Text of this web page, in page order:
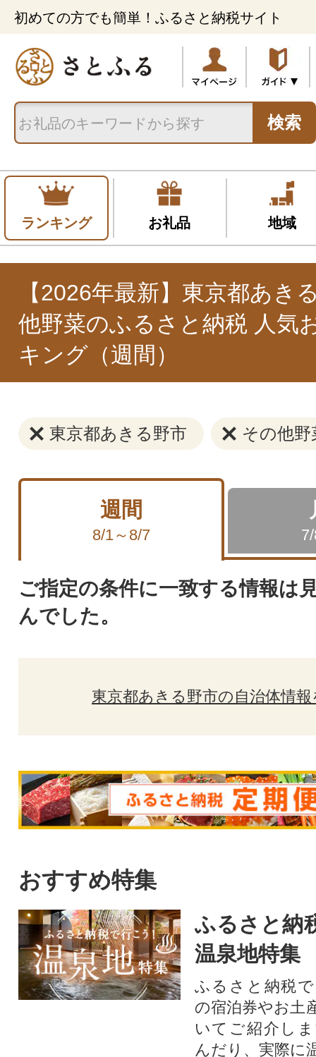
初めての方でも簡単！ふるさと納税サイト
検索
ランキング お礼品 地域
【2026年最新】東京都あき
他野菜のふるさと納税 人気
キング（週間）
東京都あきる野市 その他野
週間
8/1～8/7
ご指定の条件に一致する情報は
んでした。
東京都あきる野市の自治体情
おすすめ特集
ふるさと納
温泉地特集
ふるさと納税
の宿泊券やお土
いてご紹介し
んだり、実際に